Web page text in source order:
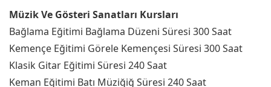
Müzik Ve Gösteri Sanatları Kursları
Bağlama Eğitimi Bağlama Düzeni Süresi 300 Saat
Kemençe Eğitimi Görele Kemençesi Süresi 300 Saat
Klasik Gitar Eğitimi Süresi 240 Saat
Keman Eğitimi Batı Müziğiğ Süresi 240 Saat